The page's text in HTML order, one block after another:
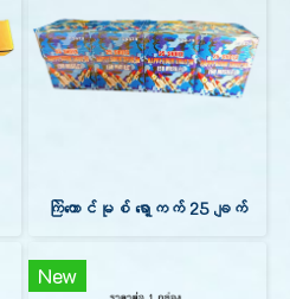
ကြဲကောင်မုစ် ရော့ကက် 25 ချက်
New